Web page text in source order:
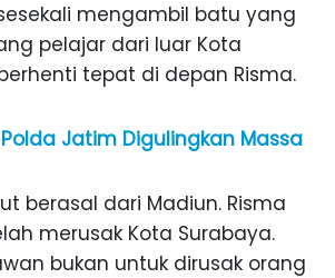
mengambil batu yang
pelajar dari luar Kota
tepat di depan Risma.
Jatim Digulingkan Massa
berasal dari Madiun. Risma
merusak Kota Surabaya.
bukan untuk dirusak orang